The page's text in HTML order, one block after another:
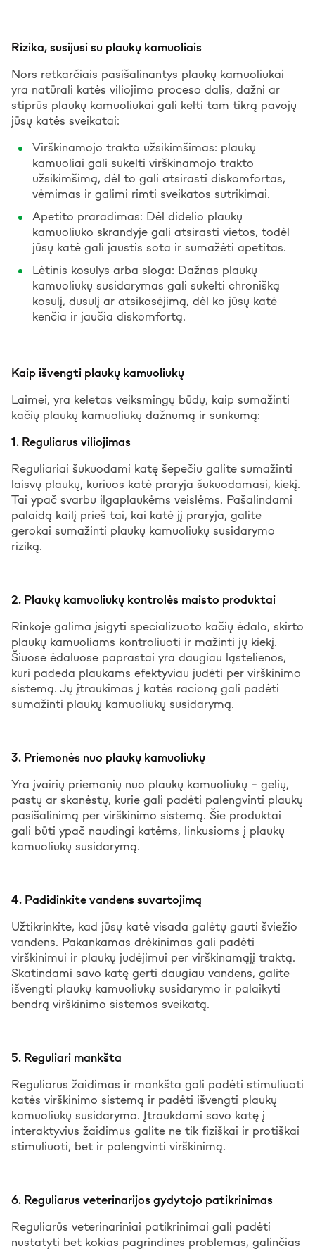
Rizika, susijusi su plaukų kamuoliais
Nors retkarčiais pasišalinantys plaukų kamuoliukai
yra natūrali katės viliojimo proceso dalis, dažni ar
stiprūs plaukų kamuoliukai gali kelti tam tikrą pavojų
jūsų katės sveikatai:
Virškinamojo trakto užsikimšimas: plaukų
kamuoliai gali sukelti virškinamojo trakto
užsikimšimą, dėl to gali atsirasti diskomfortas,
vėmimas ir galimi rimti sveikatos sutrikimai.
Apetito praradimas: Dėl didelio plaukų
kamuoliuko skrandyje gali atsirasti vietos, todėl
jūsų katė gali jaustis sota ir sumažėti apetitas.
Lėtinis kosulys arba sloga: Dažnas plaukų
kamuoliukų susidarymas gali sukelti chronišką
kosulį, dusulį ar atsikosėjimą, dėl ko jūsų katė
kenčia ir jaučia diskomfortą.
Kaip išvengti plaukų kamuoliukų
Laimei, yra keletas veiksmingų būdų, kaip sumažinti
kačių plaukų kamuoliukų dažnumą ir sunkumą:
1. Reguliarus viliojimas
Reguliariai šukuodami katę šepečiu galite sumažinti
laisvų plaukų, kuriuos katė praryja šukuodamasi, kiekį.
Tai ypač svarbu ilgaplaukėms veislėms. Pašalindami
palaidą kailį prieš tai, kai katė jį praryja, galite
gerokai sumažinti plaukų kamuoliukų susidarymo
riziką.
2. Plaukų kamuoliukų kontrolės maisto produktai
Rinkoje galima įsigyti specializuoto kačių ėdalo, skirto
plaukų kamuoliams kontroliuoti ir mažinti jų kiekį.
Šiuose ėdaluose paprastai yra daugiau ląstelienos,
kuri padeda plaukams efektyviau judėti per virškinimo
sistemą. Jų įtraukimas į katės racioną gali padėti
sumažinti plaukų kamuoliukų susidarymą.
3. Priemonės nuo plaukų kamuoliukų
Yra įvairių priemonių nuo plaukų kamuoliukų – gelių,
pastų ar skanėstų, kurie gali padėti palengvinti plaukų
pasišalinimą per virškinimo sistemą. Šie produktai
gali būti ypač naudingi katėms, linkusioms į plaukų
kamuoliukų susidarymą.
4. Padidinkite vandens suvartojimą
Užtikrinkite, kad jūsų katė visada galėtų gauti šviežio
vandens. Pakankamas drėkinimas gali padėti
virškinimui ir plaukų judėjimui per virškinamąjį traktą.
Skatindami savo katę gerti daugiau vandens, galite
išvengti plaukų kamuoliukų susidarymo ir palaikyti
bendrą virškinimo sistemos sveikatą.
5. Reguliari mankšta
Reguliarus žaidimas ir mankšta gali padėti stimuliuoti
katės virškinimo sistemą ir padėti išvengti plaukų
kamuoliukų susidarymo. Įtraukdami savo katę į
interaktyvius žaidimus galite ne tik fiziškai ir protiškai
stimuliuoti, bet ir palengvinti virškinimą.
6. Reguliarus veterinarijos gydytojo patikrinimas
Reguliarūs veterinariniai patikrinimai gali padėti
nustatyti bet kokias pagrindines problemas, galinčias